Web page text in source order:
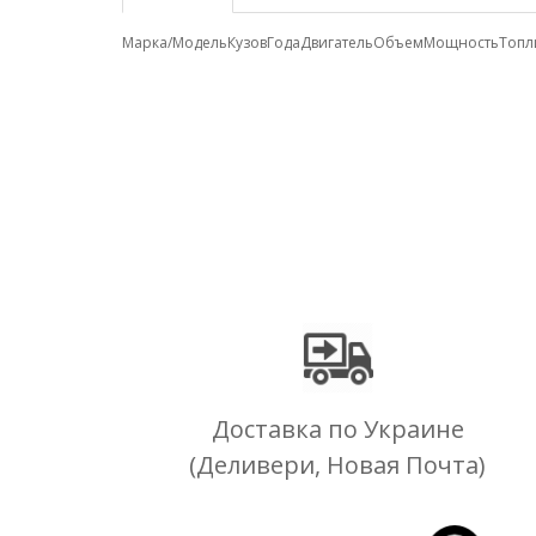
Марка/МодельКузовГодаДвигательОбъемМощность
Доставка по Украине
(Деливери, Новая Почта)